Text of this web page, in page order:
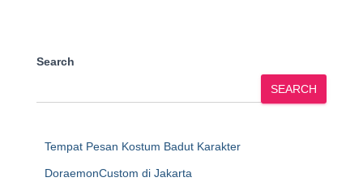
Search
SEARCH
Tempat Pesan Kostum Badut Karakter
DoraemonCustom di Jakarta